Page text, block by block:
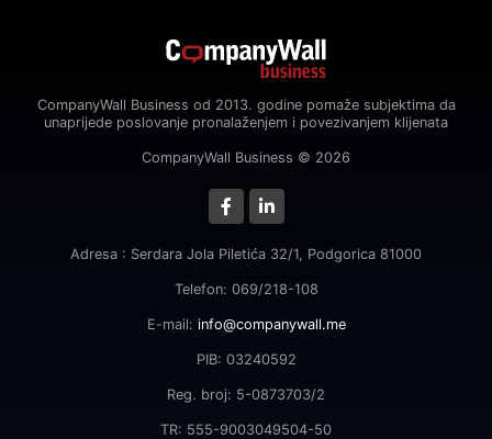
CompanyWall Business od 2013. godine pomaže subjektima da
unaprijede poslovanje pronalaženjem i povezivanjem klijenata
CompanyWall Business © 2026
Adresa : Serdara Jola Piletića 32/1, Podgorica 81000
Telefon: 069/218-108
E-mail: info@companywall.me
PIB: 03240592
Reg. broj: 5-0873703/2
TR: 555-9003049504-50